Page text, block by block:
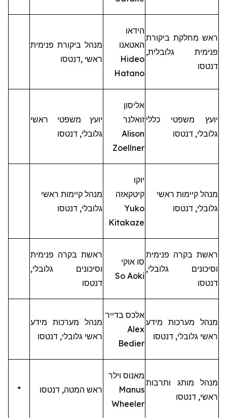
מנהל ביקורת פנימית
ראשי ,דנטסו
הידאו
האטאנו
Hideo
Hatano
ראש מחלקת ביקורת
פנימית גלובלית,
דנטסו
יועץ משפטי ראשי
גלובלי, דנטסו
אליסון
זואלנר
Alison
Zoellner
יועץ משפטי כללי
גלובלי, דנטסו
מנהל קיימות ראשי
גלובלי, דנטסו
יוקו
קיטקאזה
Yuko
Kitakaze
מנהל קיימות ראשי
גלובלי, דנטסו
ראשת בקרה פנימית
וסיכונים גלובלי,
דנטסו
סו אוקי
So Aoki
ראשת בקרה פנימית
וסיכונים גלובלי,
דנטסו
מנהל מערכות מידע
ראשי גלובלי, דנטסו
אלכס בדייר
Alex
Bedier
מנהל מערכות מידע
ראשי גלובלי, דנטסו
* ראש המטה, דנטסו
מאנוס וילר
Manus
Wheeler
מנהל מותג ותרבות
ראשי, דנטסו